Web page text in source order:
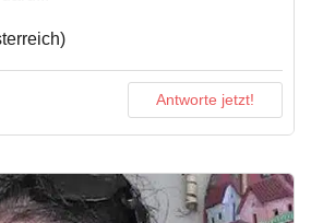
Antworte jetzt!